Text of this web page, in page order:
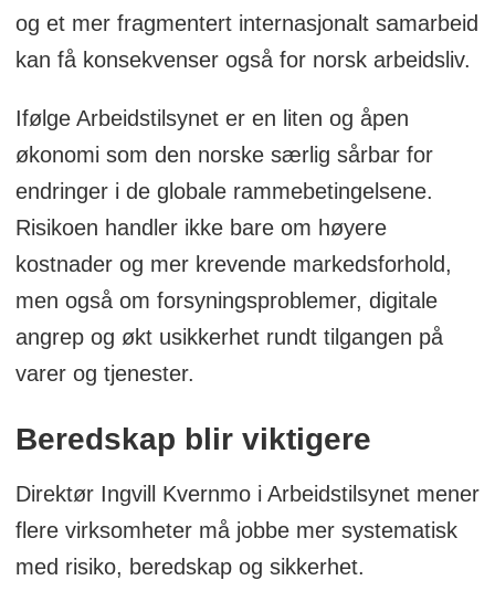
og et mer fragmentert internasjonalt samarbeid
kan få konsekvenser også for norsk arbeidsliv.
Ifølge Arbeidstilsynet er en liten og åpen
økonomi som den norske særlig sårbar for
endringer i de globale rammebetingelsene.
Risikoen handler ikke bare om høyere
kostnader og mer krevende markedsforhold,
men også om forsyningsproblemer, digitale
angrep og økt usikkerhet rundt tilgangen på
varer og tjenester.
Beredskap blir viktigere
Direktør Ingvill Kvernmo i Arbeidstilsynet mener
flere virksomheter må jobbe mer systematisk
med risiko, beredskap og sikkerhet.